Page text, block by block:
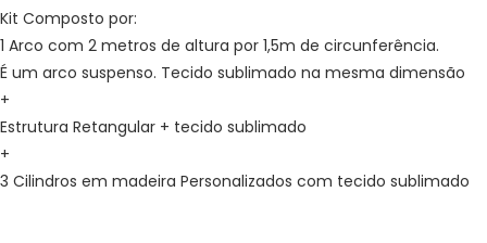
decoração,
aniversário,
Ilha
de
São
Miguel.
Kit Composto por:
1 Arco com 2 metros de altura por 1,5m de circunferência.
É um arco suspenso. Tecido sublimado na mesma dimensão
+
Estrutura Retangular + tecido sublimado
+
3 Cilindros em madeira Personalizados com tecido sublimado